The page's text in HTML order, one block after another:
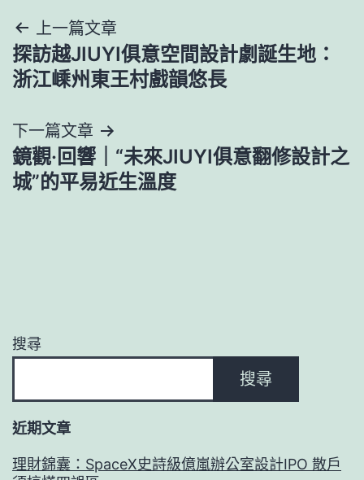
文
章
覽
上一篇文章
探訪越JIUYI俱意空間設計劇誕生地：
浙江嵊州東王村戲韻悠長
下一篇文章
鏡觀·回響｜“未來JIUYI俱意翻修設計之
城”的平易近生溫度
搜尋
搜尋
近期文章
理財錦囊：SpaceX史詩級億嵐辦公室設計IPO 散戶